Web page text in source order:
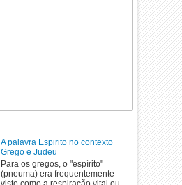
A palavra Espirito no contexto
Grego e Judeu
Para os gregos, o "espírito"
(pneuma) era frequentemente